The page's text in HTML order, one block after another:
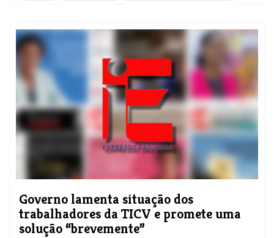
Governo lamenta situação dos
trabalhadores da TICV e promete uma
solução “brevemente”